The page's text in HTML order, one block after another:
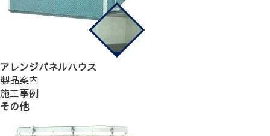
アレンジパネルハウス
製品案内
施工事例
その他